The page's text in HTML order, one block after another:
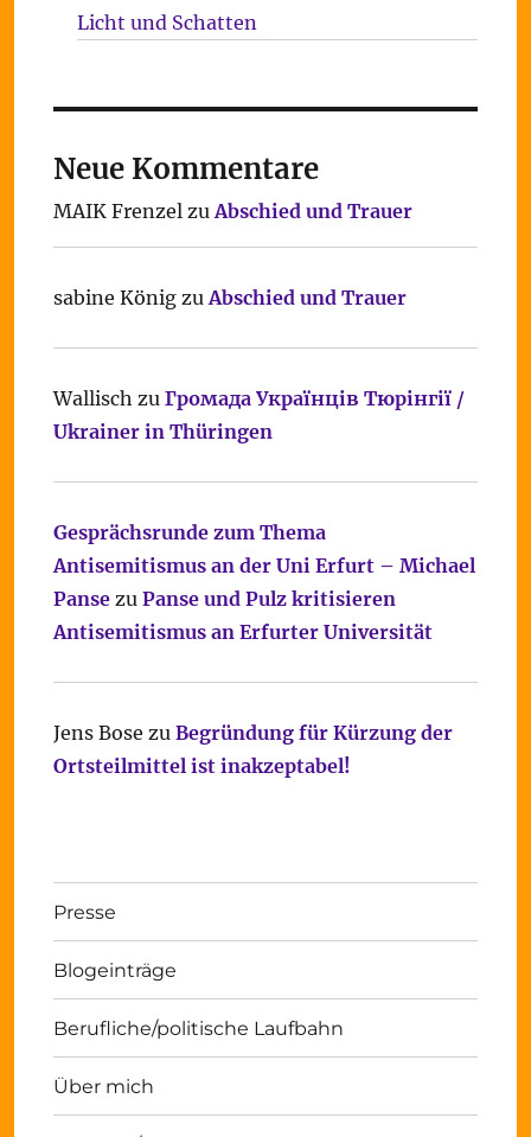
Licht und Schatten
Neue Kommentare
MAIK FrenzelzuAbschied und Trauer
sabine KönigzuAbschied und Trauer
Wallisch zu Громада Українців Тюрінгії /
Ukrainer in Thüringen
Gesprächsrunde zum Thema
Antisemitismus an der Uni Erfurt – Michael
Pansezu Panse und Pulz kritisieren
Antisemitismus an Erfurter Universität
Jens Bose zu Begründung für Kürzung der
Ortsteilmittel ist inakzeptabel!
Presse
Blogeinträge
Berufliche/politische Laufbahn
Über mich